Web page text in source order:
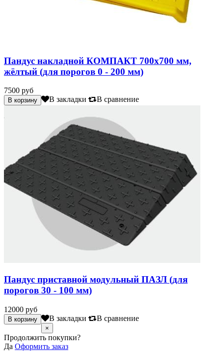
Пандус накладной КОМПАКТ 700х700 мм,
жёлтый (для порогов 0 - 200 мм)
7500 руб
В закладки В сравнение
Пандус приставной модульный ПАЗЛ (для
порогов 30 - 100 мм)
12000 руб
В закладки В сравнение
×
Продолжить покупки?
Да Оформить заказ